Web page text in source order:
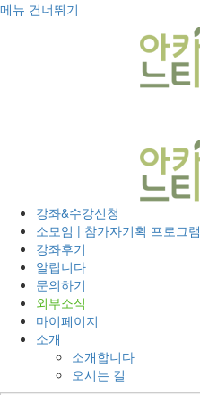
메뉴 건너뛰기
강좌&수강신청
소모임 | 참가자기획 프로그램
강좌후기
알립니다
문의하기
외부소식
마이페이지
소개
소개합니다
오시는 길